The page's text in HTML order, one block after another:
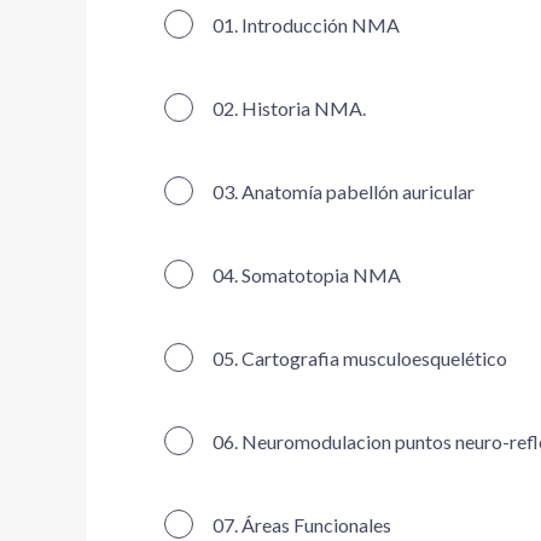
01. Introducción NMA
02. Historia NMA.
03. Anatomía pabellón auricular
04. Somatotopia NMA
05. Cartografia musculoesquelético
06. Neuromodulacion puntos neuro-
07. Áreas Funcionales